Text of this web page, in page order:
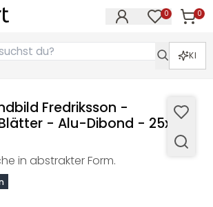
0 0
KI
Fredriksson -
- Alu-Dibond - 25x22
in abstrakter Form.